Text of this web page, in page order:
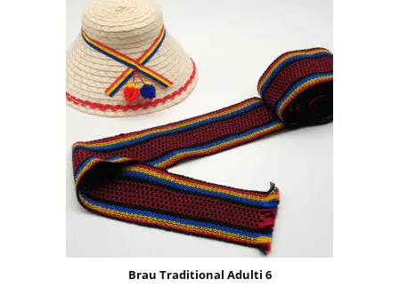
Brau Traditional Adulti 6